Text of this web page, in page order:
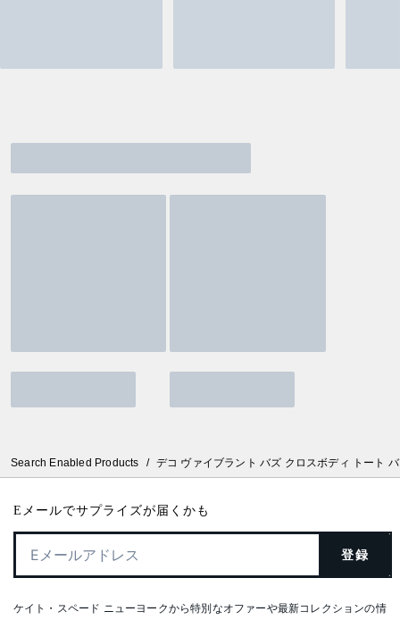
Search Enabled Products / デコ ヴァイブラント バズ クロスボディ トート
Eメールでサプライズが届くかも
登録
ケイト・スペード ニューヨークから特別なオファーや最新コレクションの情